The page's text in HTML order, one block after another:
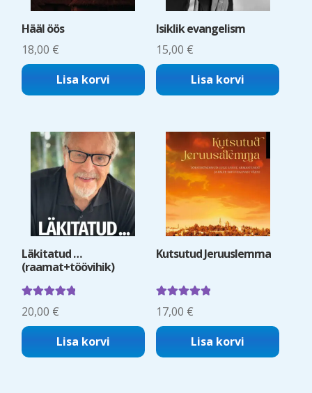
Hääl öös
18,00 €
Lisa korvi
Isiklik evangelism
15,00 €
Lisa korvi
Läkitatud …
(raamat+töövihik)
5.00
20,00 €
Lisa korvi
Kutsutud Jeruuslemma
5.00
17,00 €
Lisa korvi